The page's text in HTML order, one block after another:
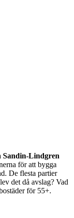
Sandin-Lindgren
för att bygga
De flesta partier
det då avslag? Vad
för 55+.